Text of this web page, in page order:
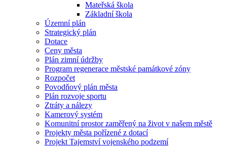
Mateřská škola
Základní škola
Územní plán
Strategický plán
Dotace
Ceny města
Plán zimní údržby
Program regenerace městské památkové zóny
Rozpočet
Povodňový plán města
Plán rozvoje sportu
Ztráty a nálezy
Kamerový systém
Komunitní prostor zaměřený na život v našem městě
Projekty města pořízené z dotací
Projekt Tajemství vojenského podzemí